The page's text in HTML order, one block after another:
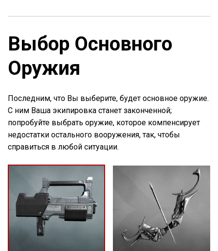
Выбор Основного
Оружия
Последним, что Вы выберите, будет основное оружие.
С ним Ваша экипировка станет законченной;
попробуйте выбрать оружие, которое компенсирует
недостатки остального вооружения, так, чтобы
справиться в любой ситуации.